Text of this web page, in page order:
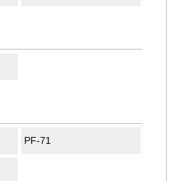
PF-71